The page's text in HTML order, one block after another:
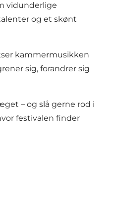
vidunderlige
og et skønt
kammermusikken
sig, forandrer sig
– og slå gerne rod i
festivalen finder